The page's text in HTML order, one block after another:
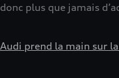
donc plus que jamais
Audi prend la main sur